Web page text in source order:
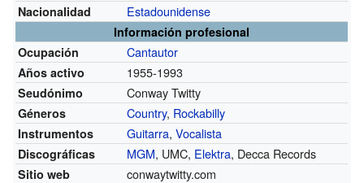
Nacionalidad Estadounidense
Información profesional
Ocupación
Cantautor
Años activo 1955-1993
Seudónimo Conway Twitty
Géneros Country, Rockabilly
Instrumentos Guitarra,Vocalista
Discográficas MGM, UMC, Elektra, Decca Records
Sitio web conwaytwitty.com